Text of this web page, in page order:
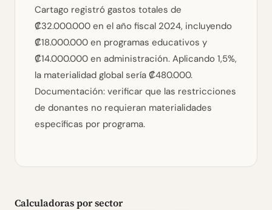
Cartago registró gastos totales de
₡32.000.000 en el año fiscal 2024, incluyendo
₡18.000.000 en programas educativos y
₡14.000.000 en administración. Aplicando 1,5%,
la materialidad global sería ₡480.000.
Documentación: verificar que las restricciones
de donantes no requieran materialidades
específicas por programa.
Calculadoras por sector